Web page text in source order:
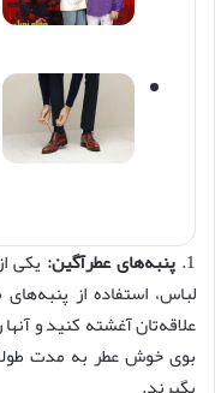
1. پنبه‌های عطرآگین: یکی
لباس، استفاده از
علاقه‌تان آغشته کنید و
بوی خوش عطر به مدت